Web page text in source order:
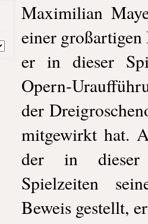
Maximilian
einer großartigen
er in dieser
Opern-
der
mitgewirkt hat.
der in dieser
Spielzeiten
Beweis gestellt,